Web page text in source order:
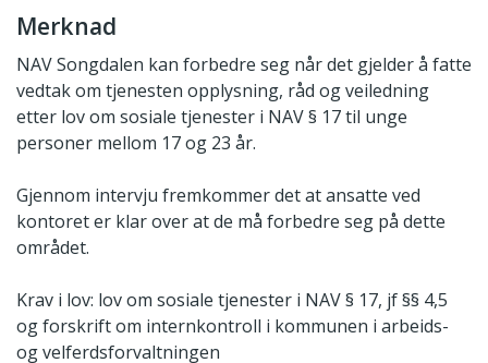
Merknad
NAV Songdalen kan forbedre seg når det gjelder å fatte
vedtak om tjenesten opplysning, råd og veiledning
etter lov om sosiale tjenester i NAV § 17 til unge
personer mellom 17 og 23 år.
Gjennom intervju fremkommer det at ansatte ved
kontoret er klar over at de må forbedre seg på dette
området.
Krav i lov: lov om sosiale tjenester i NAV § 17, jf §§ 4,5
og forskrift om internkontroll i kommunen i arbeids-
og velferdsforvaltningen